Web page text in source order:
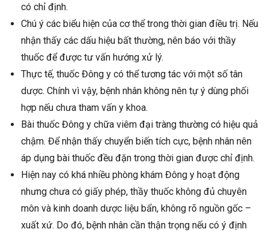
có chỉ định.
Chú ý các biểu hiện của cơ thể trong thời gian điều trị. Nếu
nhận thấy các dấu hiệu bất thường, nên báo với thầy
thuốc để được tư vấn hướng xử lý.
Thực tế, thuốc Đông y có thể tương tác với một số tân
dược. Chính vì vậy, bệnh nhân không nên tự ý dùng phối
hợp nếu chưa tham vấn y khoa.
Bài thuốc Đông y chữa viêm đại tràng thường có hiệu quả
chậm. Để nhận thấy chuyển biến tích cực, bệnh nhân nên
áp dụng bài thuốc đều đặn trong thời gian được chỉ định.
Hiện nay có khá nhiều phòng khám Đông y hoạt động
nhưng chưa có giấy phép, thầy thuốc không đủ chuyên
môn và kinh doanh dược liệu bẩn, không rõ nguồn gốc –
xuất xứ. Do đó, bệnh nhân cần thận trọng nếu có ý định